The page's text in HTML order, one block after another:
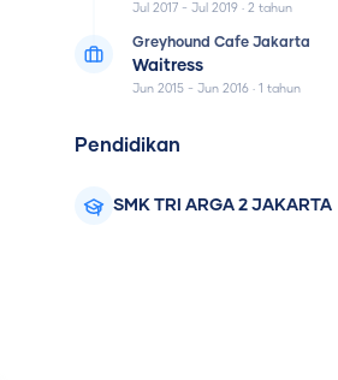
Jul 2017 - Jul 2019 · 2 tahun
Greyhound Cafe Jakarta
Waitress
Jun 2015 - Jun 2016 · 1 tahun
Pendidikan
SMK TRI ARGA 2 JAKARTA